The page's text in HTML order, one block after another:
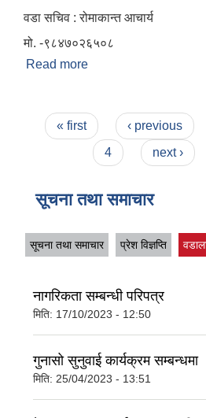
वडा सचिव : रोमाकान्त आचार्य
मो. -९८४७०२६५०८
Read more
Pages
« first ‹ previous
4
next ›
सूचना तथा समाचार
सूचना तथा समाचार प्रेश विज्ञप्ति
नागरिकता सम्बन्धी परिपत्र
मिति: 17/10/2023 - 12:50
गुनासो सुनुवाई कार्यक्रम सम्बन्धमा
मिति: 25/04/2023 - 13:51